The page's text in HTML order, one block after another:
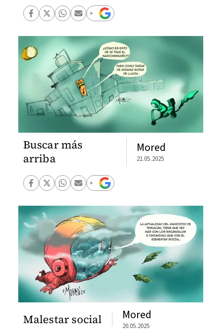
Buscar más
arriba
Mored
21.05.2025
Malestar social Mored
20.05.2025